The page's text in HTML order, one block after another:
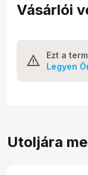
Vásárlói
Ezt a
Legyen
Utoljára